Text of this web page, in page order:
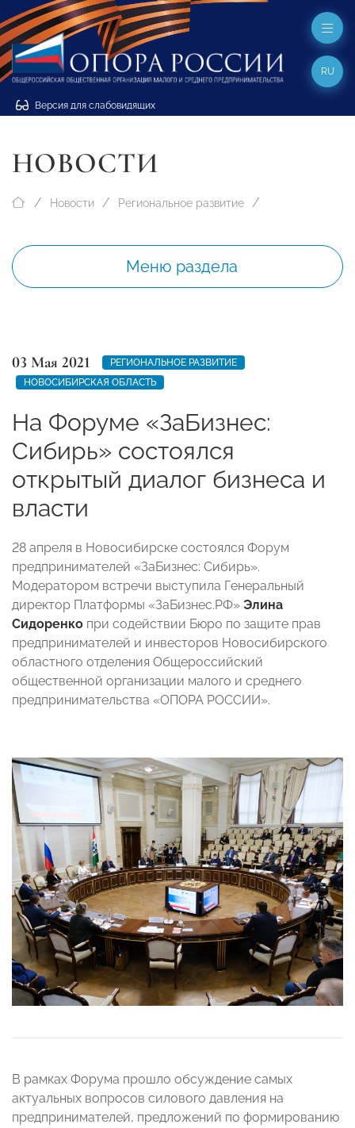
Версия для слабовидящих
RU
НОВОСТИ
Новости Региональное развитие
Меню раздела
03 Мая 2021
РЕГИОНАЛЬНОЕ РАЗВИТИЕ
НОВОСИБИРСКАЯ ОБЛАСТЬ
На Форуме «ЗаБизнес:
Сибирь» состоялся
открытый диалог бизнеса и
власти
28 апреля в Новосибирске состоялся Форум
предпринимателей «ЗаБизнес: Сибирь».
Модератором встречи выступила Генеральный
директор Платформы «ЗаБизнес.РФ» Элина
Сидоренко при содействии Бюро по защите прав
предпринимателей и инвесторов Новосибирского
областного отделения Общероссийский
общественной организации малого и среднего
предпринимательства «ОПОРА РОССИИ».
В рамках Форума прошло обсуждение самых
актуальных вопросов силового давления на
предпринимателей, предложений по формированию